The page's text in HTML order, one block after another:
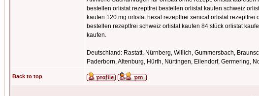
bestellen orlistat rezeptfrei bestellen orlistat kaufen schweiz
kaufen 120 mg orlistat hexal rezeptfrei xenical orlistat
bestellen rezeptfrei schweiz orlistat kaufen 84 stück orlistat
kaufen.
Deutschland: Rastatt, Nürnberg, Willich, Gummersbach,
Paderborn, Altenburg, Hürth, Nürtingen, Eilendorf, Germering,
Back to top